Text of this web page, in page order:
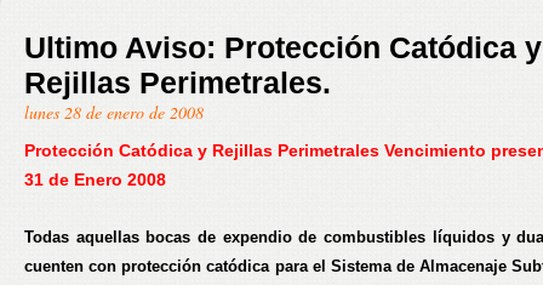
Ultimo Aviso: Protección Catódica y
Rejillas Perimetrales.
lunes 28 de enero de 2008
Protección Catódica y Rejillas Perimetrales Vencimiento
31 de Enero 2008
Todas aquellas bocas de expendio de combustibles líquidos y
cuenten con protección catódica para el Sistema de Almacenaje